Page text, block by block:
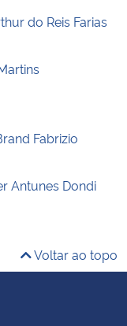
do Reis Farias
Fabrizio
Antunes Dondi
Voltar ao topo